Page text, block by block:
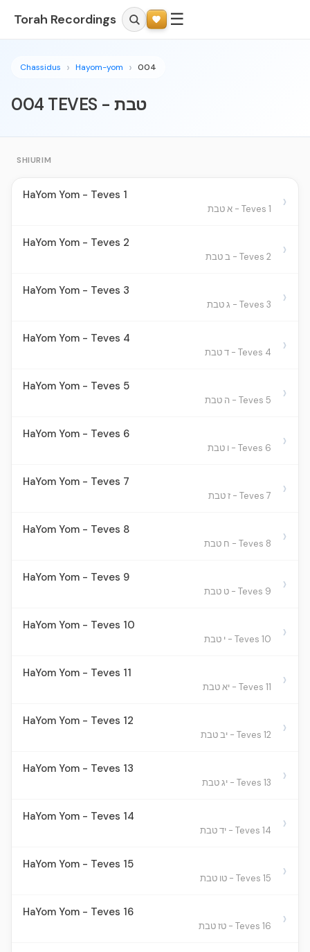
Torah Recordings ☰
Chassidus Hayom-yom 004
004 TEVES - טבת
SHIURIM
HaYom Yom - Teves 1
Teves 1 - א טבת ›
HaYom Yom - Teves 2
Teves 2 - ב טבת ›
HaYom Yom - Teves 3
Teves 3 - ג טבת ›
HaYom Yom - Teves 4
Teves 4 - ד טבת ›
HaYom Yom - Teves 5
Teves 5 - ה טבת ›
HaYom Yom - Teves 6
Teves 6 - ו טבת ›
HaYom Yom - Teves 7
Teves 7 - ז טבת ›
HaYom Yom - Teves 8
Teves 8 - ח טבת ›
HaYom Yom - Teves 9
Teves 9 - ט טבת ›
HaYom Yom - Teves 10
Teves 10 - י טבת ›
HaYom Yom - Teves 11
Teves 11 - יא טבת ›
HaYom Yom - Teves 12
Teves 12 - יב טבת ›
HaYom Yom - Teves 13
Teves 13 - יג טבת ›
HaYom Yom - Teves 14
Teves 14 - יד טבת ›
HaYom Yom - Teves 15
Teves 15 - טו טבת ›
HaYom Yom - Teves 16
Teves 16 - טז טבת ›